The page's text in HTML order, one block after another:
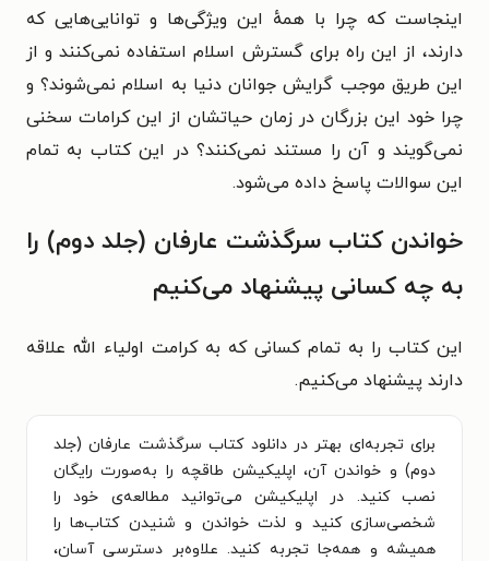
اینجاست که چرا با همه‌ٔ این ویژگی‌ها و توانایی‌هایی که
دارند، از این راه برای گسترش اسلام استفاده نمی‌کنند و از
این طریق موجب گرایش جوانان دنیا به اسلام نمی‌شوند؟ و
چرا خود این بزرگان در زمان حیاتشان از این کرامات سخنی
نمی‌گویند و آن را مستند نمی‌کنند؟ در این کتاب به تمام
این سوالات پاسخ داده می‌شود.
خواندن کتاب سرگذشت عارفان (جلد دوم) را
به چه کسانی پیشنهاد می‌کنیم
این کتاب را به تمام کسانی که به کرامت اولیاء الله علاقه
دارند پیشنهاد می‌کنیم.
برای تجربه‌ای بهتر در دانلود کتاب سرگذشت عارفان (جلد
دوم) و خواندن آن، اپلیکیشن طاقچه را به‌صورت رایگان
نصب کنید. در اپلیکیشن می‌توانید مطالعه‌ی خود را
شخصی‌سازی کنید و لذت خواندن و شنیدن کتاب‌ها را
همیشه و همه‌جا تجربه کنید. علاوه‌بر دسترسی آسان،